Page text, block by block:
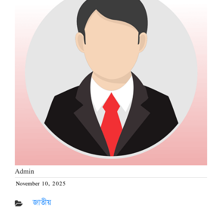
Admin
Posted
on
November 10, 2025
জাতীয়